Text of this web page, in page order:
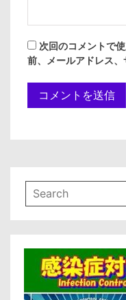
次回のコメントで
前、メールアドレス、